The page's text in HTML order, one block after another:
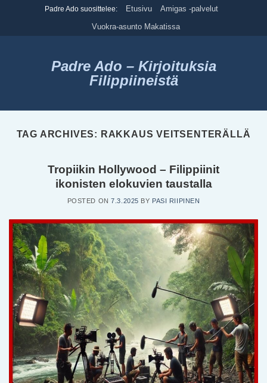
Padre Ado suosittelee: Etusivu
Amigas -palvelut
Vuokra-asunto Makatissa
Padre Ado – Kirjoituksia
Filippiineistä
TAG ARCHIVES: RAKKAUS VEITSENTERÄLLÄ
Tropiikin Hollywood – Filippiinit
ikonisten elokuvien taustalla
POSTED ON7.3.2025 BY PASI RIIPINEN